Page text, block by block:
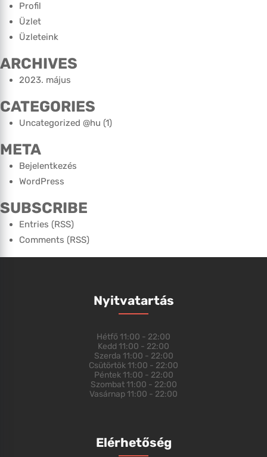
Profil
Üzlet
Üzleteink
ARCHIVES
2023. május
CATEGORIES
Uncategorized @hu (1)
META
Bejelentkezés
WordPress
SUBSCRIBE
Entries (RSS)
Comments (RSS)
Nyitvatartás
Hétfő 11:00 - 22:00
Kedd 11:00 - 22:00
Szerda 11:00 - 22:00
Csütörtök 11:00 - 22:00
Péntek 11:00 - 22:00
Szombat 11:00 - 22:00
Vasárnap 11:00 - 22:00
Elérhetőség